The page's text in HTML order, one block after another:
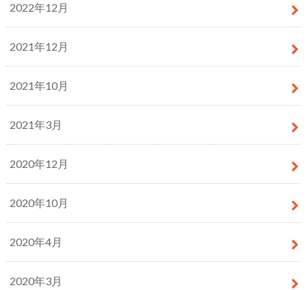
2022年12月
2021年12月
2021年10月
2021年3月
2020年12月
2020年10月
2020年4月
2020年3月